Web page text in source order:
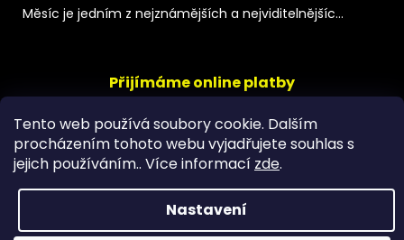
Tento web používá soubory cookie. Dalším
procházením tohoto webu vyjadřujete souhlas s
jejich používáním.. Více informací zde.
Nastavení
Měsíc je jedním z nejznámějších a nejviditelnějšíc...
Přijímáme online platby